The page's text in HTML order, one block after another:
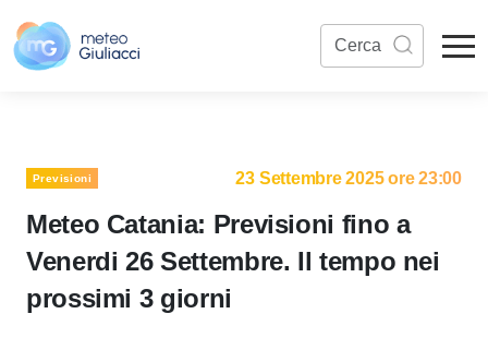
Previsioni 23 Settembre 2025 ore 23:00
Meteo Catania: Previsioni fino a
Venerdi 26 Settembre. Il tempo nei
prossimi 3 giorni